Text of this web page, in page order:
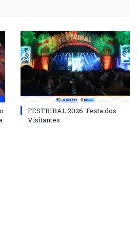
FESTRIBAL 2026: Festa dos
Visitantes.